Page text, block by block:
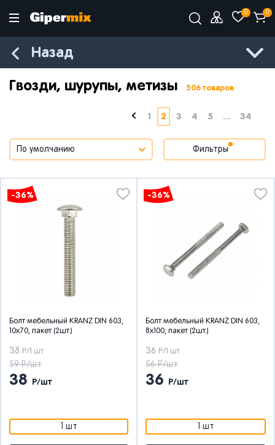
0 0
Назад
Гвозди, шурупы, метизы 506 товаров
1 2 3 4 5 ... 34
Фильтры
-36%
Болт мебельный KRANZ DIN 603,
10х70, пакет (2шт.)
38 Р/1 шт
59 Р/шт
38 Р/шт
1 шт
-36%
Болт мебельный KRANZ DIN 603,
8х100, пакет (2шт.)
36 Р/1 шт
56 Р/шт
36 Р/шт
1 шт